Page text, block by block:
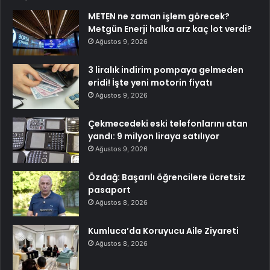
METEN ne zaman işlem görecek?
Metgün Enerji halka arz kaç lot verdi?
Ağustos 9, 2026
3 liralık indirim pompaya gelmeden
eridi! İşte yeni motorin fiyatı
Ağustos 9, 2026
Çekmecedeki eski telefonlarını atan
yandı: 9 milyon liraya satılıyor
Ağustos 9, 2026
Özdağ: Başarılı öğrencilere ücretsiz
pasaport
Ağustos 8, 2026
Kumluca’da Koruyucu Aile Ziyareti
Ağustos 8, 2026